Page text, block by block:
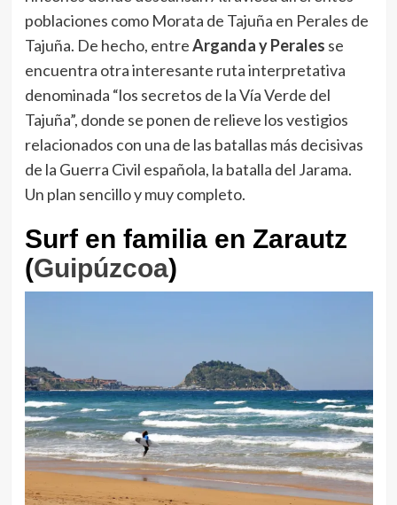
poblaciones como Morata de Tajuña en Perales de
Tajuña. De hecho, entreArganda y Perales se
encuentra otra interesante ruta interpretativa
denominada “los secretos de la Vía Verde del
Tajuña”, donde se ponen de relieve los vestigios
relacionados con una de las batallas más decisivas
de la Guerra Civil española, la batalla del Jarama.
Un plan sencillo y muy completo.
Surf en familia en Zarautz
(Guipúzcoa)